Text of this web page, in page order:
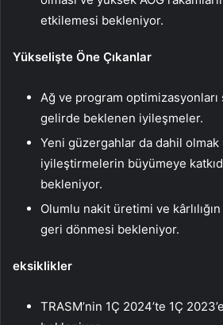
etkilemesi bekleniyor.
Yükselişte Öne Çıkanlar
Ağ ve program
gelirde beklenen iyileşmeler.
Yeni güzergahlar da dahil olmak
iyileştirmelerin büyümeye
bekleniyor.
Olumlu nakit üretimi ve kârlılığın
geri dönmesi bekleniyor.
eksiklikler
TRASM’nin 1Ç 2024’te 1Ç